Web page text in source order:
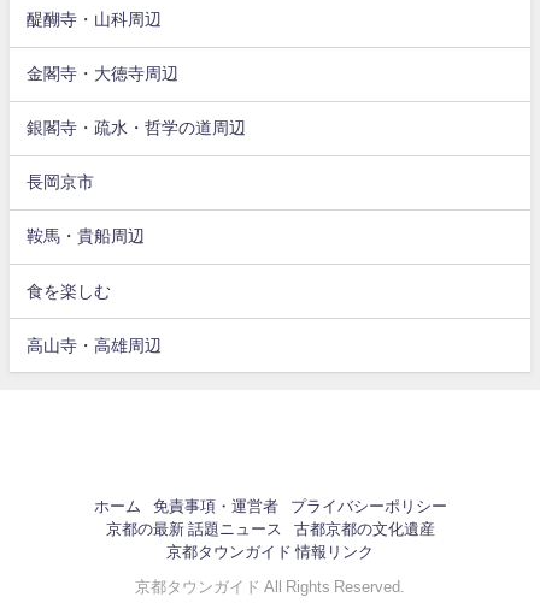
醍醐寺・山科周辺
金閣寺・大徳寺周辺
銀閣寺・疏水・哲学の道周辺
長岡京市
鞍馬・貴船周辺
食を楽しむ
高山寺・高雄周辺
ホーム 免責事項・運営者
プライバシーポリシー
京都の最新 話題ニュース
古都京都の文化遺産
京都タウンガイド 情報リンク
京都タウンガイド All Rights Reserved.